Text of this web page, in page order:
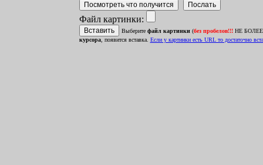
Файл картинки:
Выберите файл картинки(без пробелов!!!НЕ БОЛЕЕ
курсора, появится вставка. Ecли у картинки есть URL то достаточно